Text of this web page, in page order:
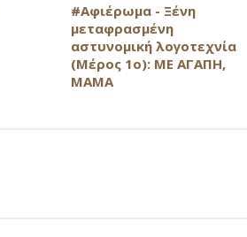
#Αφιέρωμα - Ξένη
μεταφρασμένη
αστυνομική λογοτεχνία
(Μέρος 1ο): ΜΕ ΑΓΑΠΗ,
ΜΑΜΑ